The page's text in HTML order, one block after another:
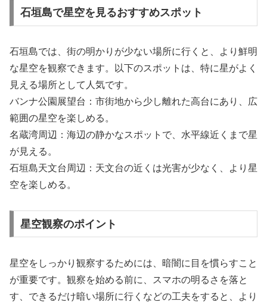
石垣島で星空を見るおすすめスポット
石垣島では、街の明かりが少ない場所に行くと、より鮮明
な星空を観察できます。以下のスポットは、特に星がよく
見える場所として人気です。
バンナ公園展望台：市街地から少し離れた高台にあり、広
範囲の星空を楽しめる。
名蔵湾周辺：海辺の静かなスポットで、水平線近くまで星
が見える。
石垣島天文台周辺：天文台の近くは光害が少なく、より星
空を楽しめる。
星空観察のポイント
星空をしっかり観察するためには、暗闇に目を慣らすこと
が重要です。観察を始める前に、スマホの明るさを落と
す、できるだけ暗い場所に行くなどの工夫をすると、より